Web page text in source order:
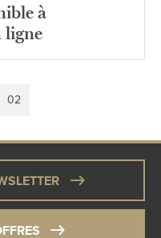
à
ligne
Page
02